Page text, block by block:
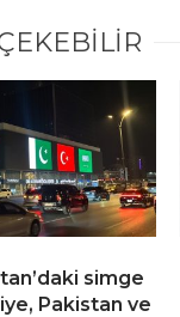
simge
Pakistan ve